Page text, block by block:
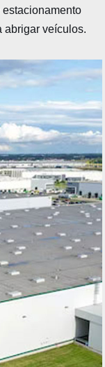
estacionamento
abrigar veículos.